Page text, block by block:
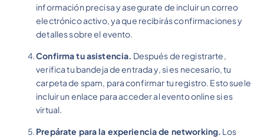
información precisa y asegurate de incluir un correo
electrónico activo, ya que recibirás confirmaciones y
detalles sobre el evento.
Confirma tu asistencia. Después de registrarte,
verifica tu bandeja de entrada y, si es necesario, tu
carpeta de spam, para confirmar tu registro. Esto suele
incluir un enlace para acceder al evento online si es
virtual.
Prepárate para la experiencia de networking. Los